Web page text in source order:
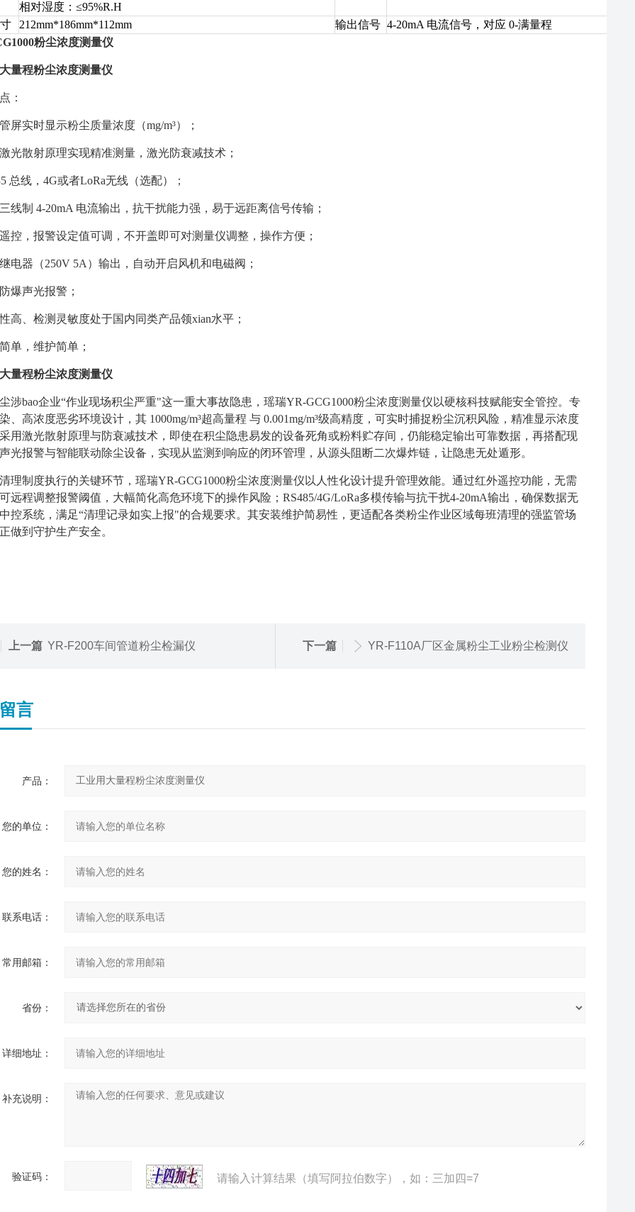
相对湿度：≤95%R.H
212mm*186mm*112mm 输出信号 4-20mA 电流信号，对应 0-满量程
粉尘浓度测量仪
量程粉尘浓度测量仪
：
屏实时显示粉尘质量浓度（mg/m³）；
光散射原理实现精准测量，激光防衰减技术；
总线，4G或者LoRa无线（选配）；
线制 4-20mA 电流输出，抗干扰能力强，易于远距离信号传输；
控，报警设定值可调，不开盖即可对测量仪调整，操作方便；
电器（250V 5A）输出，自动开启风机和电磁阀；
爆声光报警；
高、检测灵敏度处于国内同类产品领xian水平；
单，维护简单；
量程粉尘浓度测量仪
涉bao企业“作业现场积尘严重"这一重大事故隐患，瑶瑞YR-GCG1000粉尘浓度测量仪 以硬核科技赋能安全管控。专
、高浓度恶劣环境设计，其 1000mg/m³超高量程 与 0.001mg/m³级高精度，可实时捕捉粉尘沉积风险，精准显示浓度
用激光散射原理与防衰减技术，即使在积尘隐患易发的设备死角或粉料贮存间，仍能稳定输出可靠数据，再搭配现
光报警与智能联动除尘设备，实现从监测到响应的闭环管理，从源头阻断二次爆炸链，让隐患无处遁形。
理制度执行的关键环节，瑶瑞YR-GCG1000粉尘浓度测量仪以人性化设计提升管理效能。通过红外遥控功能，无需
远程调整报警阈值，大幅简化高危环境下的操作风险； RS485/4G/LoRa多模传输与抗干扰4-20mA输出，确保数据无
控系统，满足“清理记录如实上报"的合规要求。 其安装维护简易性，更适配各类粉尘作业区域每班清理的强监管场
做到守护生产安全。
上一篇 YR-F200车间管道粉尘检漏仪 下一篇 YR-F110A厂区金属粉尘工业粉尘检测仪
言
产品：
您的单位：
您的姓名：
联系电话：
常用邮箱：
省份：
详细地址：
补充说明：
验证码： 请输入计算结果（填写阿拉伯数字），如：三加四=7